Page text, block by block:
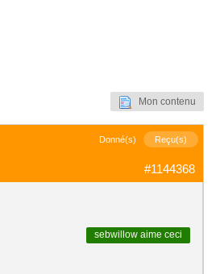
Mon contenu
Donné(s) Reçu(s)
#1144368
sebwillow aime ceci